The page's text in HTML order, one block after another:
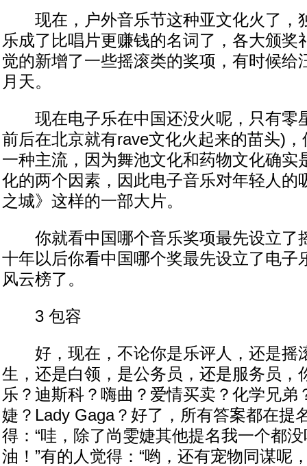
现在，户外音乐节这种亚文化火了，
乐成了比唱片更赚钱的名词了，各大颁奖
觉的新增了一些摇滚类的奖项，有时候给
月天。
现在电子乐在中国还没火呢，只有零
前后在北京就有rave文化火起来的苗头)
一种主流，因为舞池文化和药物文化确实
化的两个因素，因此电子音乐对年轻人的
之城》这样的一部大片。
你就看中国哪个音乐奖项最先设立了
十年以后你看中国哪个奖最先设立了电子
风云榜了。
3 包容
好，现在，不论你是乐评人，还是摇
生，还是白领，是公务员，还是服务员，
乐？迪斯科？嗨曲？爱情买卖？化学兄弟
婕？Lady Gaga？好了，所有答案都在提
得：“哇，除了尚雯婕其他提名我一个都
油！”有的人觉得：“哟，还有宠物同谋呢